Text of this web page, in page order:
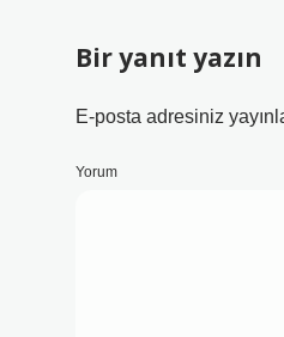
Bir yanıt yazın
E-posta adresiniz
Yorum